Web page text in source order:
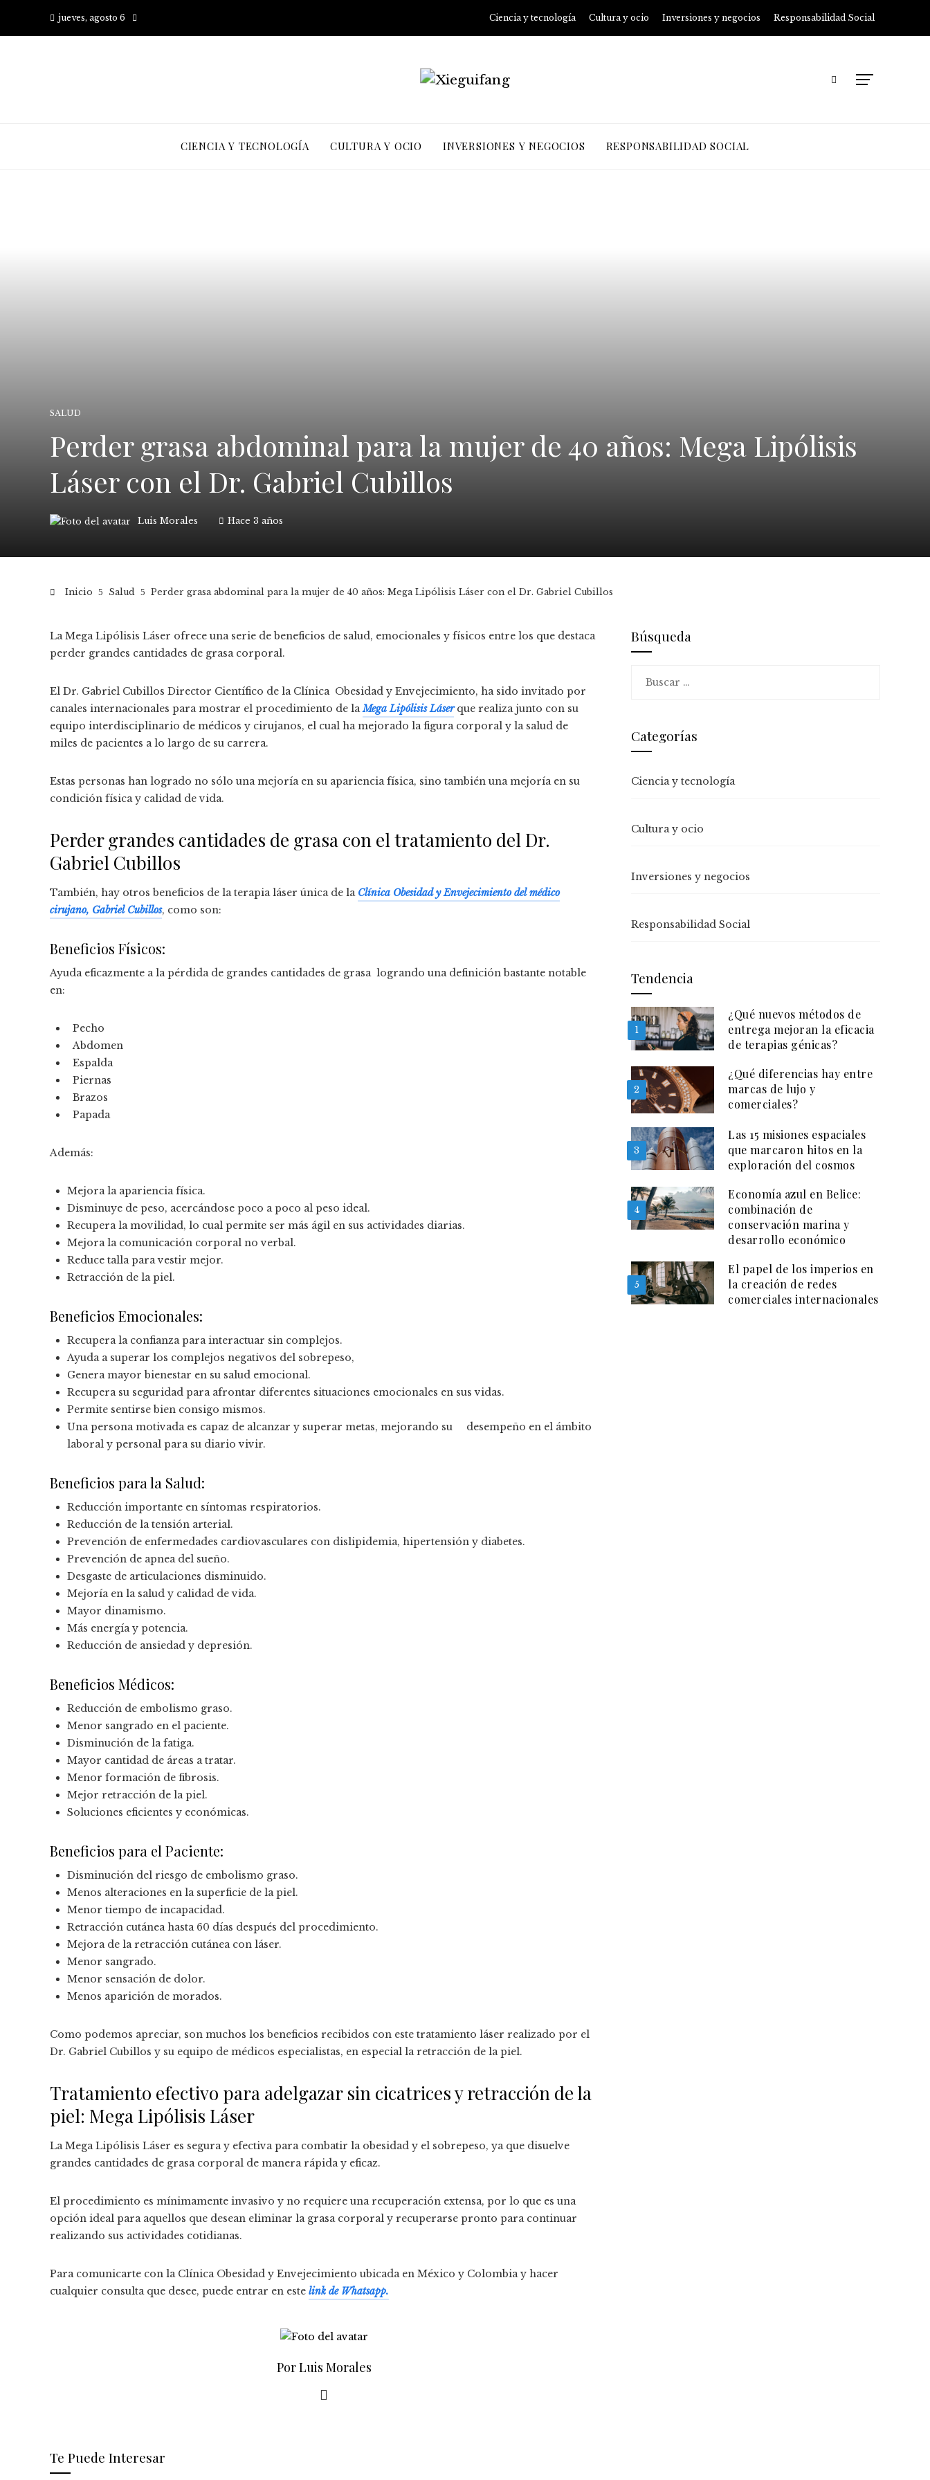
jueves, agosto 6 Ciencia y tecnología Cultura y ocio Inversiones y negocios Responsabilidad Social
CIENCIA Y TECNOLOGÍA CULTURA Y OCIO INVERSIONES Y NEGOCIOS RESPONSABILIDAD SOCIAL
SALUD
Perder grasa abdominal para la mujer de 40 años: Mega Lipólisis
Láser con el Dr. Gabriel Cubillos
Luis Morales Hace 3 años
Inicio Salud Perder grasa abdominal para la mujer de 40 años: Mega Lipólisis Láser con el Dr. Gabriel Cubillos
La Mega Lipólisis Láser ofrece una serie de beneficios de salud, emocionales y físicos entre los que destaca
perder grandes cantidades de grasa corporal.
El Dr. Gabriel Cubillos Director Científico de la Clínica Obesidad y Envejecimiento, ha sido invitado por
canales internacionales para mostrar el procedimiento de laMega Lipólisis Láserque realiza junto con su
equipo interdisciplinario de médicos y cirujanos, el cual ha mejorado la figura corporal y la salud de
miles de pacientes a lo largo de su carrera.
Estas personas han logrado no sólo una mejoría en su apariencia física, sino también una mejoría en su
condición física y calidad de vida.
Perder grandes cantidades de grasa con el tratamiento del Dr.
Gabriel Cubillos
También, hay otros beneficios de la terapia láser única de la Clínica Obesidad y Envejecimiento del médico
cirujano, Gabriel Cubillos, como son:
Beneficios Físicos:
Ayuda eficazmente a la pérdida de grandes cantidades de grasa logrando una definición bastante notable
en:
Pecho
Abdomen
Espalda
Piernas
Brazos
Papada
Además:
Mejora la apariencia física.
Disminuye de peso, acercándose poco a poco al peso ideal.
Recupera la movilidad, lo cual permite ser más ágil en sus actividades diarias.
Mejora la comunicación corporal no verbal.
Reduce talla para vestir mejor.
Retracción de la piel.
Beneficios Emocionales:
Recupera la confianza para interactuar sin complejos.
Ayuda a superar los complejos negativos del sobrepeso,
Genera mayor bienestar en su salud emocional.
Recupera su seguridad para afrontar diferentes situaciones emocionales en sus vidas.
Permite sentirse bien consigo mismos.
Una persona motivada es capaz de alcanzar y superar metas, mejorando su desempeño en el ámbito
laboral y personal para su diario vivir.
Beneficios para la Salud:
Reducción importante en síntomas respiratorios.
Reducción de la tensión arterial.
Prevención de enfermedades cardiovasculares con dislipidemia, hipertensión y diabetes.
Prevención de apnea del sueño.
Desgaste de articulaciones disminuido.
Mejoría en la salud y calidad de vida.
Mayor dinamismo.
Más energía y potencia.
Reducción de ansiedad y depresión.
Beneficios Médicos:
Reducción de embolismo graso.
Menor sangrado en el paciente.
Disminución de la fatiga.
Mayor cantidad de áreas a tratar.
Menor formación de fibrosis.
Mejor retracción de la piel.
Soluciones eficientes y económicas.
Beneficios para el Paciente:
Disminución del riesgo de embolismo graso.
Menos alteraciones en la superficie de la piel.
Menor tiempo de incapacidad.
Retracción cutánea hasta 60 días después del procedimiento.
Mejora de la retracción cutánea con láser.
Menor sangrado.
Menor sensación de dolor.
Menos aparición de morados.
Como podemos apreciar, son muchos los beneficios recibidos con este tratamiento láser realizado por el
Dr. Gabriel Cubillos y su equipo de médicos especialistas, en especial la retracción de la piel.
Tratamiento efectivo para adelgazar sin cicatrices y retracción de la
piel: Mega Lipólisis Láser
La Mega Lipólisis Láser es segura y efectiva para combatir la obesidad y el sobrepeso, ya que disuelve
grandes cantidades de grasa corporal de manera rápida y eficaz.
El procedimiento es mínimamente invasivo y no requiere una recuperación extensa, por lo que es una
opción ideal para aquellos que desean eliminar la grasa corporal y recuperarse pronto para continuar
realizando sus actividades cotidianas.
Para comunicarte con la Clínica Obesidad y Envejecimiento ubicada en México y Colombia y hacer
cualquier consulta que desee, puede entrar en este link de Whatsapp.
Por Luis Morales
Te Puede Interesar
Búsqueda
Categorías
Ciencia y tecnología
Cultura y ocio
Inversiones y negocios
Responsabilidad Social
Tendencia
1
¿Qué nuevos métodos de
entrega mejoran la eficacia
de terapias génicas?
2
¿Qué diferencias hay entre
marcas de lujo y
comerciales?
3
Las 15 misiones espaciales
que marcaron hitos en la
exploración del cosmos
4
Economía azul en Belice:
combinación de
conservación marina y
desarrollo económico
5
El papel de los imperios en
la creación de redes
comerciales internacionales